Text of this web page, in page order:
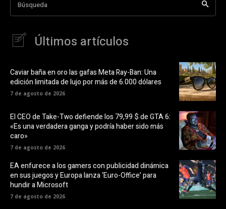
Búsqueda
Últimos artículos
Caviar baña en oro las gafas Meta Ray-Ban: Una
edición limitada de lujo por más de 6.000 dólares
7 de agosto de 2026
El CEO de Take-Two defiende los 79,99 $ de GTA 6:
«Es una verdadera ganga y podría haber sido más
caro»
7 de agosto de 2026
EA enfurece a los gamers con publicidad dinámica
en sus juegos y Europa lanza ‘Euro-Office’ para
hundir a Microsoft
7 de agosto de 2026